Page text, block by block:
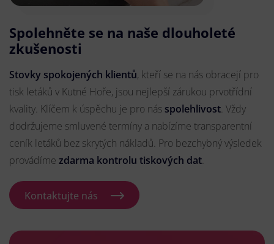
Spolehněte se na naše dlouholeté
zkušenosti
Stovky spokojených klientů, kteří se na nás obracejí pro
tisk letáků v Kutné Hoře, jsou nejlepší zárukou prvotřídní
kvality. Klíčem k úspěchu je pro nás spolehlivost. Vždy
dodržujeme smluvené termíny a nabízíme transparentní
ceník letáků bez skrytých nákladů. Pro bezchybný výsledek
provádíme zdarma kontrolu tiskových dat.
Kontaktujte nás